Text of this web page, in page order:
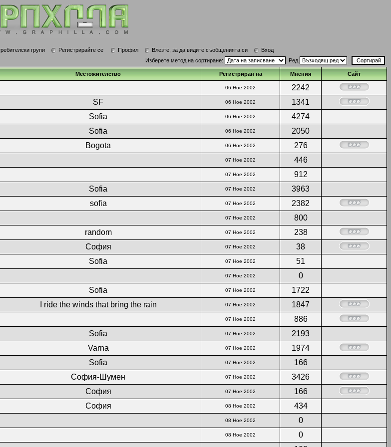
групи Регистрирайте се Профил Влезте, за да видите съобщенията си
Вход
Изберете метод на сортиране: Ред
Местожителство Регистриран на Мнения Сайт
06 Ное 2002
2242
SF 06 Ное 2002
1341
Sofia 06 Ное 2002
4274
Sofia 06 Ное 2002
2050
Bogota 06 Ное 2002
276
07 Ное 2002
446
07 Ное 2002
912
Sofia 07 Ное 2002
3963
sofia 07 Ное 2002
2382
07 Ное 2002
800
random 07 Ное 2002
238
София 07 Ное 2002
38
Sofia 07 Ное 2002
51
07 Ное 2002
0
Sofia 07 Ное 2002
1722
I ride the winds that bring the rain 07 Ное 2002
1847
07 Ное 2002
886
Sofia 07 Ное 2002
2193
Varna 07 Ное 2002
1974
Sofia 07 Ное 2002
166
София-Шумен 07 Ное 2002
3426
София 07 Ное 2002
166
София 08 Ное 2002
434
08 Ное 2002
0
08 Ное 2002
0